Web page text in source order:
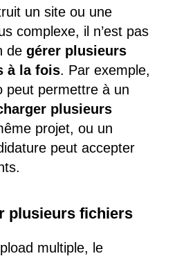
un site ou une
complexe, il n’est pas
de gérer plusieurs
à la fois. Par exemple,
peut permettre à un
plusieurs
projet, ou un
peut accepter
plusieurs fichiers
multiple, le